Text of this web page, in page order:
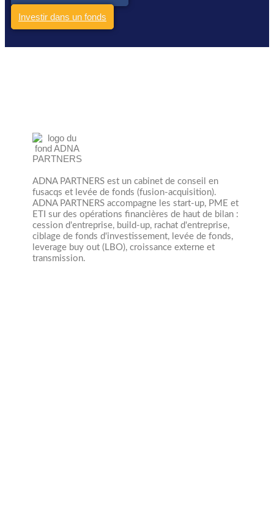
Investir dans un fonds
ADNA PARTNERS est un cabinet de conseil en
fusacqs et levée de fonds (fusion-acquisition).
ADNA PARTNERS accompagne les start-up, PME et
ETI sur des opérations financières de haut de bilan :
cession d'entreprise, build-up, rachat d'entreprise,
ciblage de fonds d'investissement, levée de fonds,
leverage buy out (LBO), croissance externe et
transmission.